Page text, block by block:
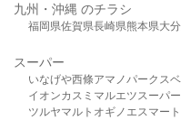
九州・沖縄 のチラシ
福岡県佐賀県長崎県熊本県大
スーパー
いなげや西條アマノパークス
イオンカスミ マルエツスーパ
ツルヤマルト オギノ エスマート